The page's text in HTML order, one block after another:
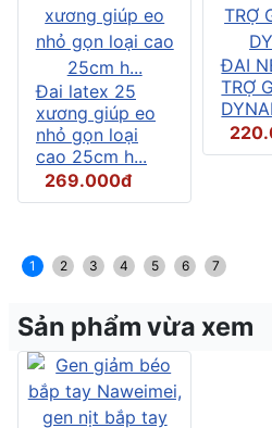
Đai latex 25
xương giúp eo
nhỏ gọn loại
cao 25cm h...
269.000đ
ĐAI
TRỢ
1 2 3 4 5 6 7
Sản phẩm vừa xem